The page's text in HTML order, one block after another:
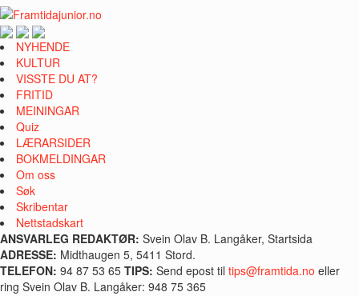
NYHENDE
KULTUR
VISSTE DU AT?
FRITID
MEININGAR
Quiz
LÆRARSIDER
BOKMELDINGAR
Om oss
Søk
Skribentar
Nettstadskart
ANSVARLEG REDAKTØR: Svein Olav B. Langåker, Startsida
ADRESSE: Midthaugen 5, 5411 Stord.
TELEFON: 94 87 53 65 TIPS: Send epost til tips@framtida.no eller
ring Svein Olav B. Langåker: 948 75 365